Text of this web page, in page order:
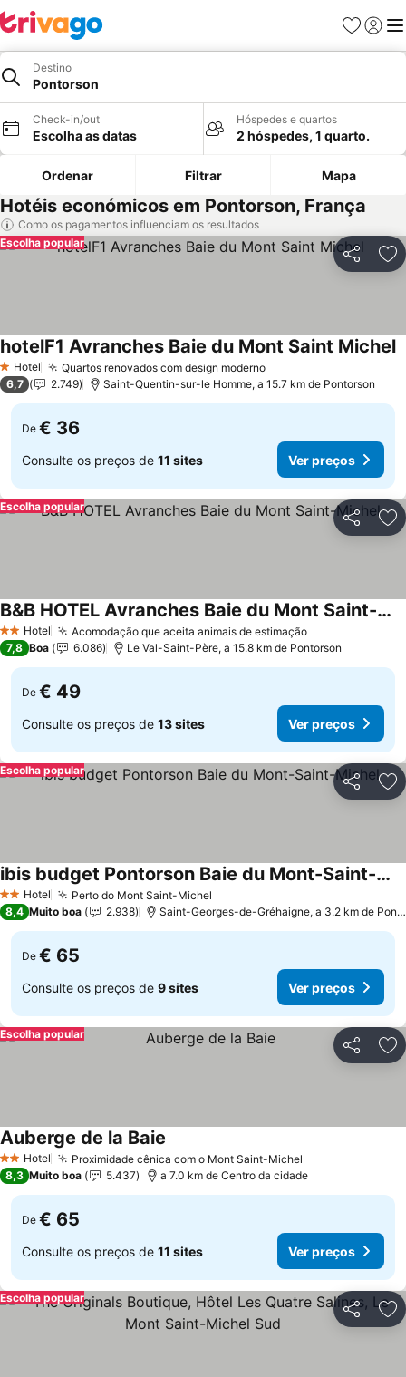
Favoritos
Iniciar
Destino
Pontorson
Check-in/out
Escolha as datas
Hóspedes e quartos
2 hóspedes, 1 quarto.
Ordenar Filtrar Mapa
Hotéis económicos em Pontorson, França
Como os pagamentos influenciam os resultados
Partilhar
Escolha popular
1 Estrelas
Hotel Quartos renovados com design moderno
hotelF1 Avranches Baie du Mont Saint Michel
6,7 2.749 Saint-Quentin-sur-le Homme, a 15.7 km de Pontorson
De € 36
Consulte os preços de 11 sites Ver preços
Partilhar
Escolha popular
2 Estrelas
Hotel Acomodação que aceita animais de estimação
B&B HOTEL Avranches Baie du Mont Saint-Michel
7,8 Boa 6.086 Le Val-Saint-Père, a 15.8 km de Pontorson
De € 49
Consulte os preços de 13 sites Ver preços
Partilhar
Escolha popular
2 Estrelas
Hotel Perto do Mont Saint-Michel
ibis budget Pontorson Baie du Mont-Saint-Michel
8,4 Muito boa 2.938 Saint-Georges-de-Gréhaigne, a 3.2 km de Pontorson
De € 65
Consulte os preços de 9 sites Ver preços
Partilhar
Escolha popular
2 Estrelas
Hotel Proximidade cênica com o Mont Saint-Michel
Auberge de la Baie
8,3 Muito boa 5.437 a 7.0 km de Centro da cidade
De € 65
Consulte os preços de 11 sites Ver preços
Partilhar
Escolha popular